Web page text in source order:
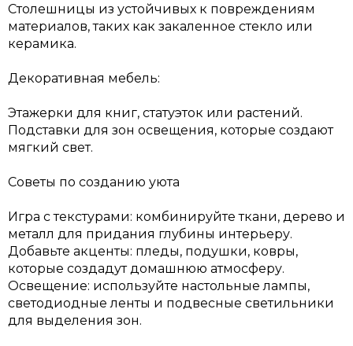
Столешницы из устойчивых к повреждениям
материалов, таких как закаленное стекло или
керамика.
Декоративная мебель:
Этажерки для книг, статуэток или растений.
Подставки для зон освещения, которые создают
мягкий свет.
Советы по созданию уюта
Игра с текстурами: комбинируйте ткани, дерево и
металл для придания глубины интерьеру.
Добавьте акценты: пледы, подушки, ковры,
которые создадут домашнюю атмосферу.
Освещение: используйте настольные лампы,
светодиодные ленты и подвесные светильники
для выделения зон.